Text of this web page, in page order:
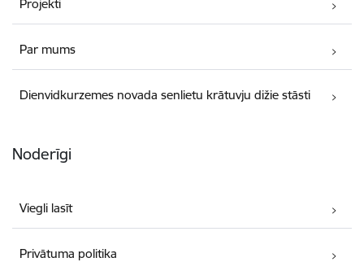
Projekti
Par mums
Dienvidkurzemes novada senlietu krātuvju dižie stāsti
Noderīgi
Viegli lasīt
Privātuma politika